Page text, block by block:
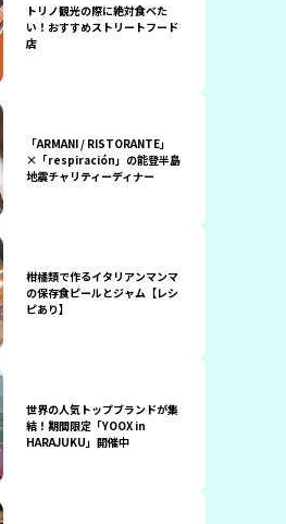
トリノ観光の際に絶対食べた
い！おすすめストリートフード
店
「ARMANI / RISTORANTE」
×「respiración」の能登半島
地震チャリティーディナー
柑橘類で作るイタリアンマンマ
の保存食ピールとジャム【レシ
ピあり】
世界の人気トップブランドが集
結！期間限定「YOOX in
HARAJUKU」開催中